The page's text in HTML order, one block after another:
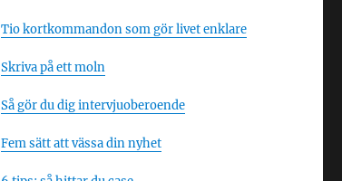
Tio kortkommandon som gör livet enklare
Skriva på ett moln
Så gör du dig intervjuoberoende
Fem sätt att vässa din nyhet